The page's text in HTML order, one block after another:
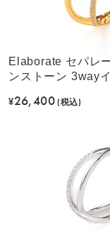
Elaborate セパレ
ンストーン 3way
¥26,400(税込)